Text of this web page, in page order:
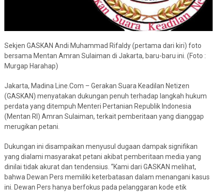
Sekjen GASKAN Andi Muhammad Rifaldy (pertama dari kiri) foto
bersama Mentan Amran Sulaiman di Jakarta, baru-baru ini. (Foto :
Murgap Harahap)
Jakarta, Madina Line.Com – Gerakan Suara Keadilan Netizen
(GASKAN) menyatakan dukungan penuh terhadap langkah hukum
perdata yang ditempuh Menteri Pertanian Republik Indonesia
(Mentan RI) Amran Sulaiman, terkait pemberitaan yang dianggap
merugikan petani.
Dukungan ini disampaikan menyusul dugaan dampak signifikan
yang dialami masyarakat petani akibat pemberitaan media yang
dinilai tidak akurat dan tendensius. “Kami dari GASKAN melihat,
bahwa Dewan Pers memiliki keterbatasan dalam menangani kasus
ini. Dewan Pers hanya berfokus pada pelanggaran kode etik